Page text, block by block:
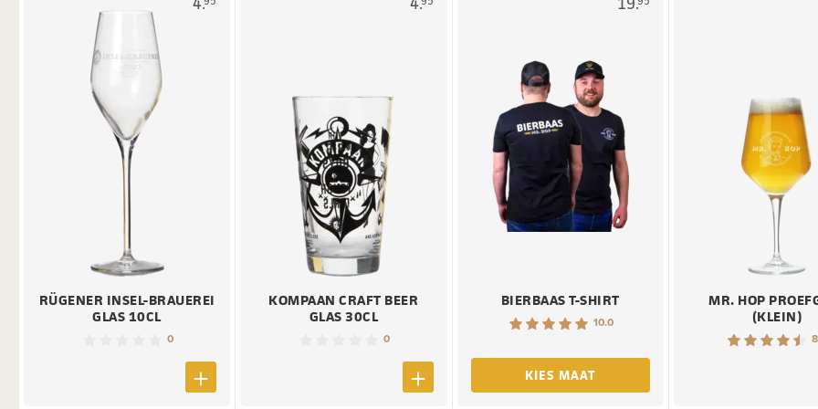
RÜGENER INSEL-BRAUEREI
GLAS 10CL
0
KOMPAAN CRAFT BEER
GLAS 30CL
0
BIERBAAS T-SHIRT
10.0
KIES MAAT
MR. HOP
(KLEIN)